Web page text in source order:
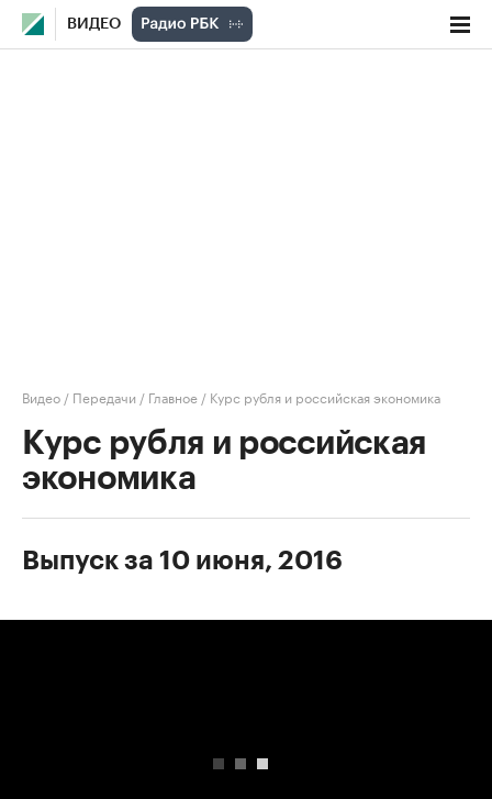
ВИДЕО
Видео / Передачи / Главное / Курс рубля и российская экономика
Курс рубля и российская
экономика
Выпуск за 10 июня, 2016